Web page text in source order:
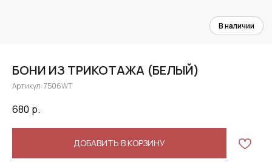
БОНИ ИЗ ТРИКОТАЖА (БЕЛЫЙ)
Артикул:7506WT
680 р.
ДОБАВИТЬ В КОРЗИНУ